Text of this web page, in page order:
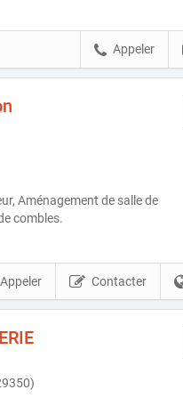
Appeler
Aménagement de salle de
combles.
Contacter
Appeler